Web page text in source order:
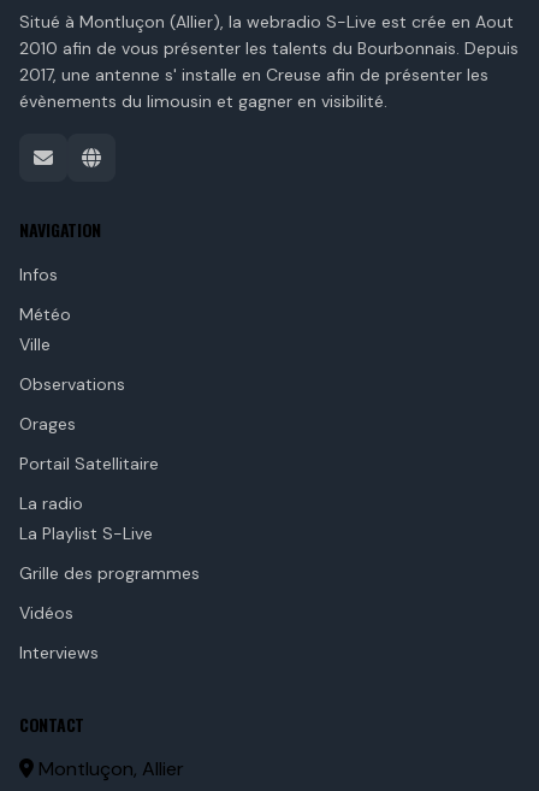
Situé à Montluçon (Allier), la webradio S-Live est crée en Aout
2010 afin de vous présenter les talents du Bourbonnais. Depuis
2017, une antenne s' installe en Creuse afin de présenter les
évènements du limousin et gagner en visibilité.
NAVIGATION
Infos
Météo
Ville
Observations
Orages
Portail Satellitaire
La radio
La Playlist S-Live
Grille des programmes
Vidéos
Interviews
CONTACT
Montluçon, Allier